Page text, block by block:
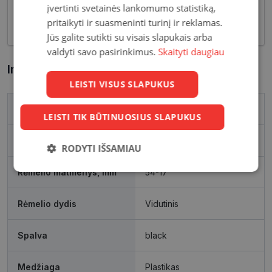
korekcija, tačiau ir stilingas kasdieninės išvaizdos
akcentas.
Informacija apie prekę
Prekės ženklas
Rėmelio matmenys, mm 54-17
Rėmelio dydis Vidutinis
Spalva black
Medžiaga Plastikas
įvertinti svetainės lankomumo statistiką,
pritaikyti ir suasmeninti turinį ir reklamas.
Jūs galite sutikti su visais slapukais arba
valdyti savo pasirinkimus. Skaityti daugiau
LEISTI VISUS SLAPUKUS
LEISTI TIK BŪTINUOSIUS SLAPUKUS
RODYTI IŠSAMIAU
Būtinieji
Statistikos
Rinkodaros
Neklasifikuoti
slapukai